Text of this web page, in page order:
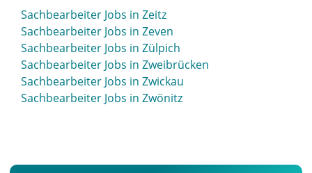
Sachbearbeiter Jobs in Willich
Sachbearbeiter Jobs in Windeck
Sachbearbeiter Jobs in Winnenden
Sachbearbeiter Jobs in Winterberg
Sachbearbeiter Jobs in Wipperfürth
Sachbearbeiter Jobs in Witten
Sachbearbeiter Jobs in Zeitz
Sachbearbeiter Jobs in Zeven
Sachbearbeiter Jobs in Zülpich
Sachbearbeiter Jobs in Zweibrücken
Sachbearbeiter Jobs in Zwickau
Sachbearbeiter Jobs in Zwönitz